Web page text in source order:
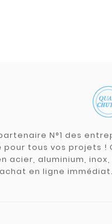
N°1 des
tous vos projets
acier, aluminium,
en ligne